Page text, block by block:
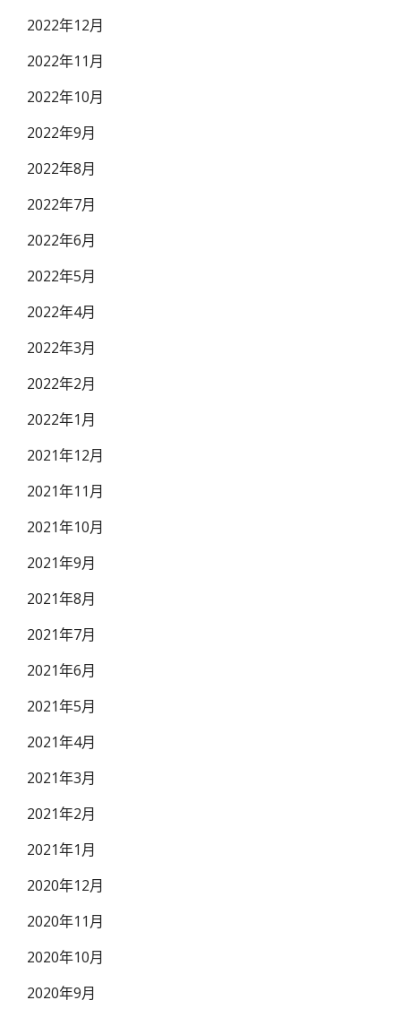
2022年12月
2022年11月
2022年10月
2022年9月
2022年8月
2022年7月
2022年6月
2022年5月
2022年4月
2022年3月
2022年2月
2022年1月
2021年12月
2021年11月
2021年10月
2021年9月
2021年8月
2021年7月
2021年6月
2021年5月
2021年4月
2021年3月
2021年2月
2021年1月
2020年12月
2020年11月
2020年10月
2020年9月